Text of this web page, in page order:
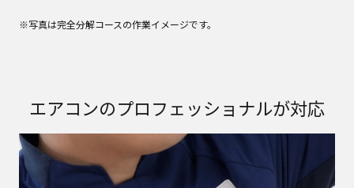
※写真は完全分解コースの作業イメージです。
エアコンのプロフェッショナルが対応